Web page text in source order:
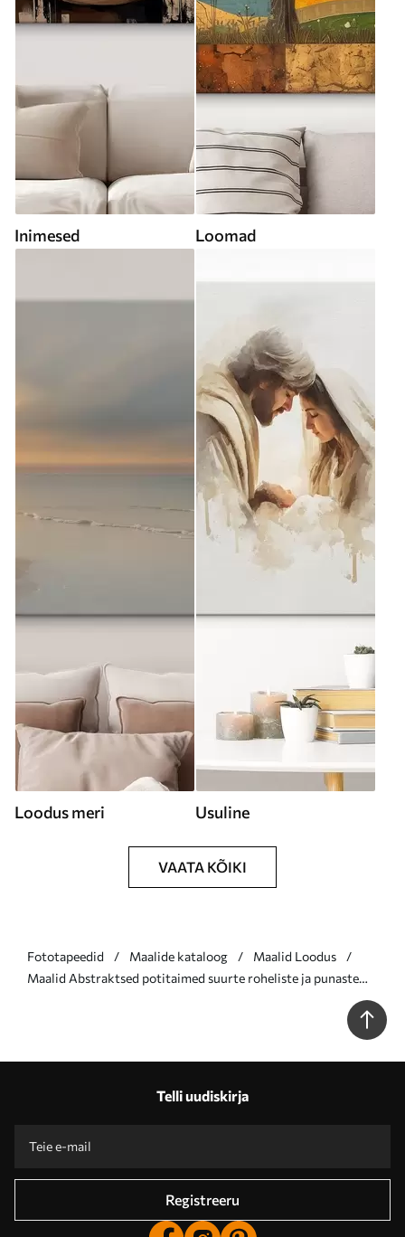
Inimesed Loomad
Loodus meri Usuline
VAATA KÕIKI
Fototapeedid Maalide kataloog
Maalid Loodus
Maalid Abstraktsed potitaimed suurte roheliste ja punaste
Telli uudiskirja
Registreeru